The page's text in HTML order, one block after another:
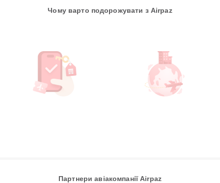
Чому варто подорожувати з Airpaz
Партнери авіакомпанії Airpaz